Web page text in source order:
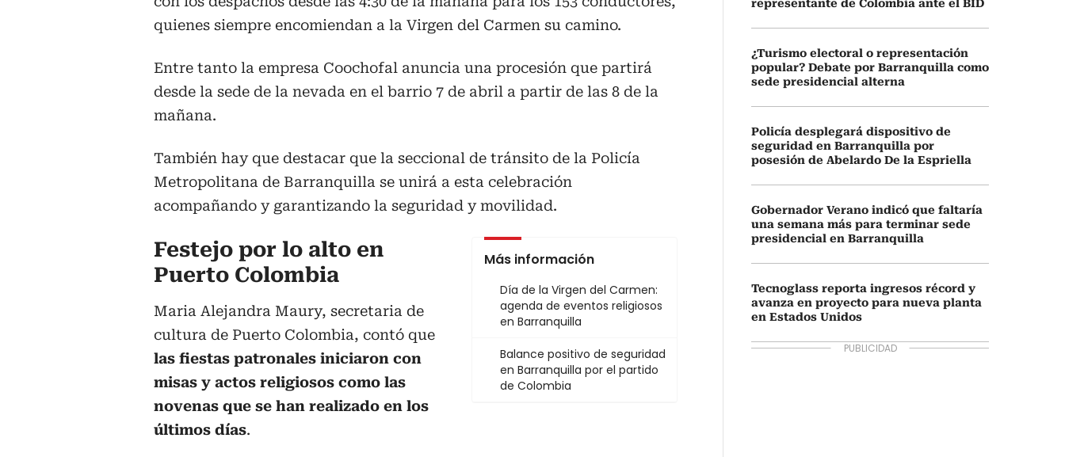
quienes siempre encomiendan a la Virgen del Carmen su camino.
Entre tanto la empresa Coochofal anuncia una procesión que partirá
desde la sede de la nevada en el barrio 7 de abril a partir de las 8 de la
mañana.
También hay que destacar que la seccional de tránsito de la Policía
Metropolitana de Barranquilla se unirá a esta celebración
acompañando y garantizando la seguridad y movilidad.
Más información
Día de la Virgen del Carmen:
agenda de eventos religiosos
en Barranquilla
Balance positivo de seguridad
en Barranquilla por el partido
de Colombia
Festejo por lo alto en
Puerto Colombia
Maria Alejandra Maury, secretaria de
cultura de Puerto Colombia, contó que
las fiestas patronales iniciaron con
misas y actos religiosos como las
novenas que se han realizado en los
últimos días.
representante de Colombia ante el BID
¿Turismo electoral o representación
popular? Debate por Barranquilla como
sede presidencial alterna
Policía desplegará dispositivo de
seguridad en Barranquilla por
posesión de Abelardo De la Espriella
Gobernador Verano indicó que faltaría
una semana más para terminar sede
presidencial en Barranquilla
Tecnoglass reporta ingresos récord y
avanza en proyecto para nueva planta
en Estados Unidos